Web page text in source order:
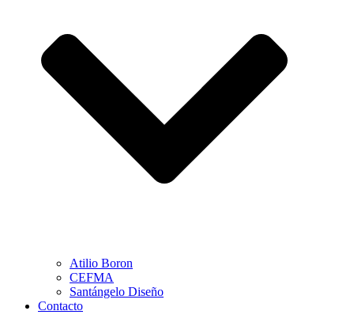
Atilio Boron
CEFMA
Santángelo Diseño
Contacto